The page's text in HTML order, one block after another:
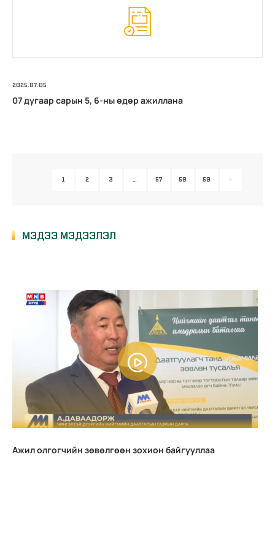
2025.07.05
07 дугаар сарын 5, 6-ны өдөр ажиллана
1 2 3 … 57 58 59
МЭДЭЭ МЭДЭЭЛЭЛ
Ажил олгогчийн зөвөлгөөн зохион байгууллаа